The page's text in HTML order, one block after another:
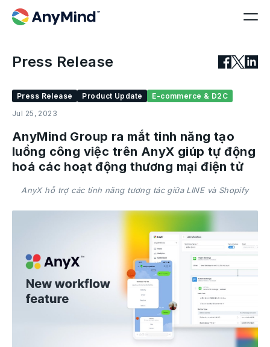
Press Release
Press Release Product Update
E-commerce & D2C
Jul 25, 2023
AnyMind Group ra mắt tinh năng tạo
luồng công việc trên AnyX giúp tự động
hoá các hoạt động thương mại điện tử
AnyX hỗ trợ các tính năng tương tác giữa LINE và Shopify